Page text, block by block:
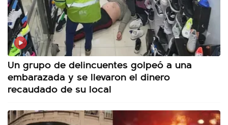
Un grupo de delincuentes golpeó a una
embarazada y se llevaron el dinero
recaudado de su local